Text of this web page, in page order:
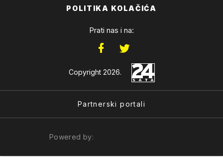
POLITIKA KOLAČIĆA
Prati nas i na:
Copyright 2026.
Partnerski portali
Powered by: